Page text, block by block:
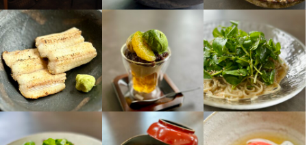
店名
蕎麦 ふくあかり
勤務地
兵庫県神戸市東灘区御影山手1-4-20
連絡先
お店の採用担当者からのメッセージ
少しでも興味をお持ちでしたら、ぜひお気軽にご応募ください。
一度、カジュアルに面談しましょう。ご応募を心よりお待ちして
おります。
店名
蕎麦 ふくあかり
勤務地
兵庫県神戸市東灘区御影山手1-4-20
078-767-0810
店名
蕎麦 ふくあかり
勤務地
兵庫県神戸市東灘区御影山手1-4-20
078-767-0810